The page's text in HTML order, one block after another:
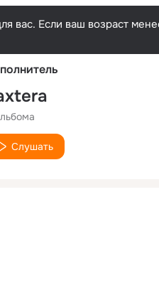
вас. Если ваш возраст
Слушать